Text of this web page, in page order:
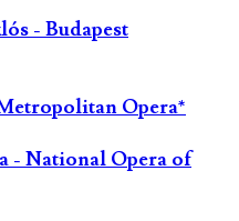
- Budapest
Opera*
- National Opera of